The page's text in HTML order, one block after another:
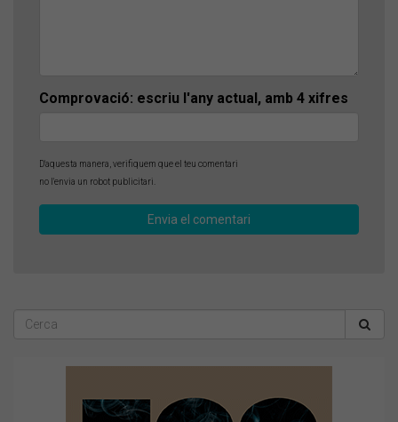
Comprovació: escriu l'any actual, amb 4 xifres
D'aquesta manera, verifiquem que el teu comentari
no l'envia un robot publicitari.